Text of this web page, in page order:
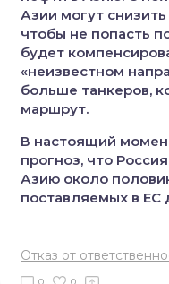
Азии могут
чтобы не попасть
будет
«неизвестном
больше танкеров,
маршрут.
В настоящий
прогноз, что
Азию около
поставляемых в ЕС
Отказ от